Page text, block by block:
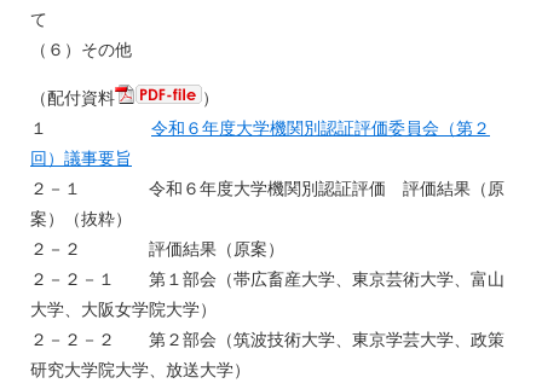
て
（６）その他
（配付資料
）
１ 令和６年度大学機関別認証評価委員会（第２
回）議事要旨
２－１ 令和６年度大学機関別認証評価 評価結果（原
案）（抜粋）
２－２ 評価結果（原案）
２－２－１ 第１部会（帯広畜産大学、東京芸術大学、富山
大学、大阪女学院大学）
２－２－２ 第２部会（筑波技術大学、東京学芸大学、政策
研究大学院大学、放送大学）